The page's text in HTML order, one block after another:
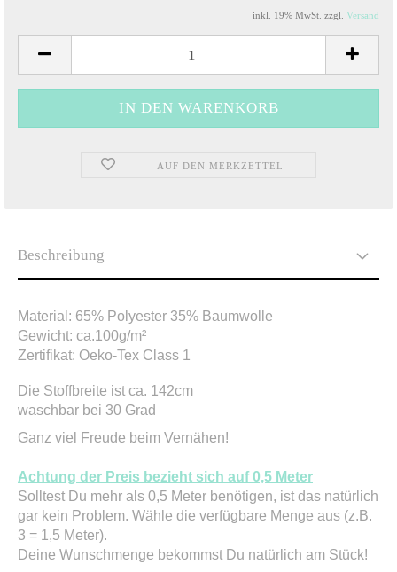
inkl. 19% MwSt. zzgl. Versand
AUF DEN MERKZETTEL
Beschreibung
Material: 65% Polyester 35% Baumwolle
Gewicht: ca.100g/m²
Zertifikat: Oeko-Tex Class 1
Die Stoffbreite ist ca. 142cm
waschbar bei 30 Grad
Ganz viel Freude beim Vernähen!
Achtung der Preis bezieht sich auf 0,5 Meter
Solltest Du mehr als 0,5 Meter benötigen, ist das natürlich
gar kein Problem. Wähle die verfügbare Menge aus (z.B.
3 = 1,5 Meter).
Deine Wunschmenge bekommst Du natürlich am Stück!